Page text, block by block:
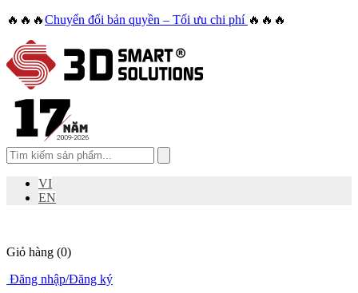
🔥🔥🔥Chuyển đổi bản quyền – Tối ưu chi phí 🔥🔥🔥
VI
EN
Giỏ hàng (0)
Đăng nhập/Đăng ký